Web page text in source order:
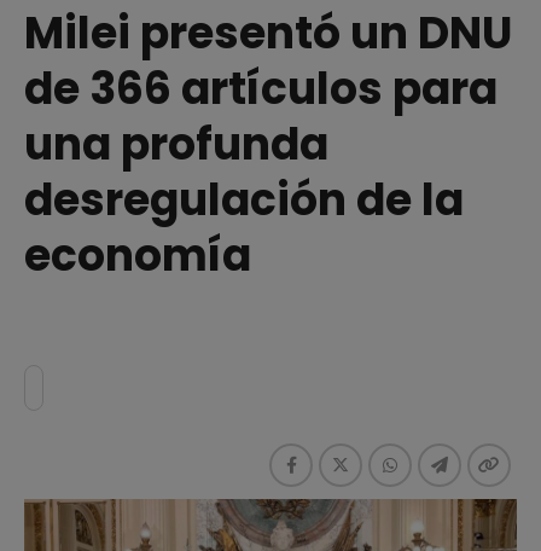
Milei presentó un DNU
de 366 artículos para
una profunda
desregulación de la
economía